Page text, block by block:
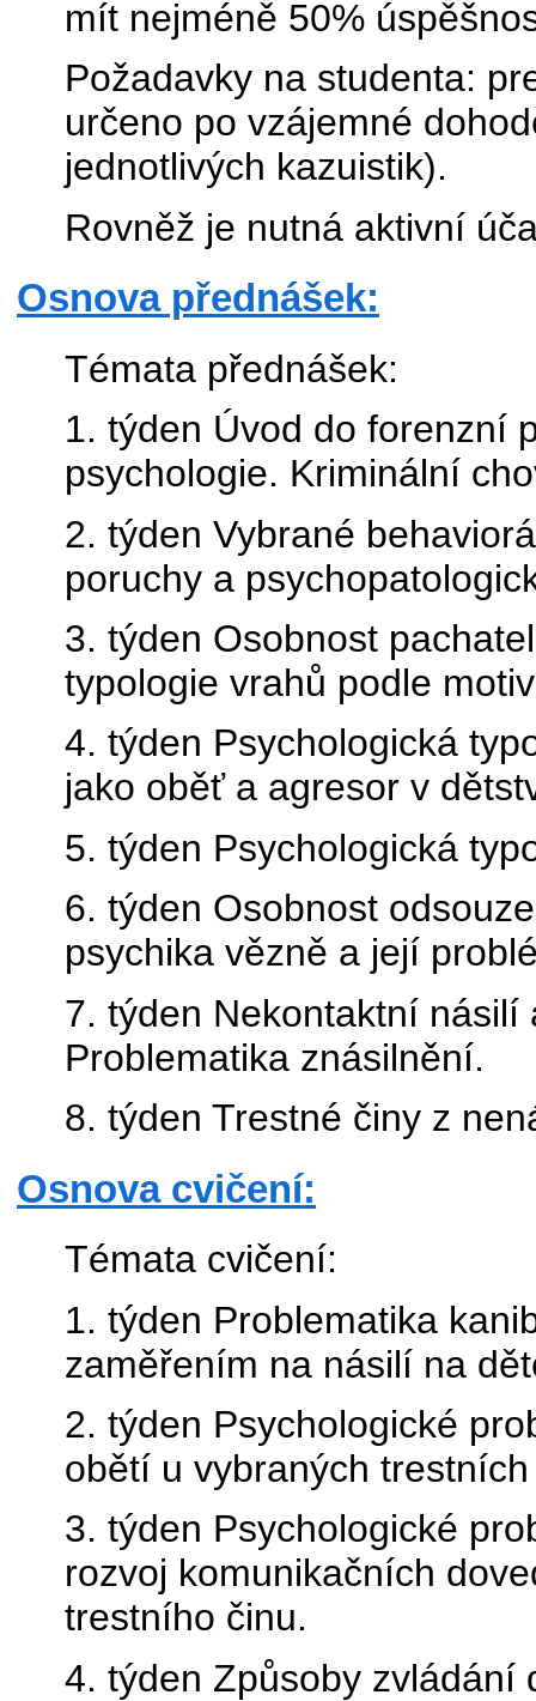
mít nejméně 50%
Požadavky na studenta:
určeno po vzájemné
jednotlivých kazuistik).
Rovněž je nutná aktivní
Osnova přednášek:
Témata přednášek:
1. týden Úvod do forenzní
psychologie. Kriminální
2. týden Vybrané
poruchy a
3. týden Osobnost
typologie vrahů podle
4. týden Psychologická
jako oběť a agresor v
5. týden Psychologická
6. týden Osobnost
psychika vězně a její
7. týden Nekontaktní
Problematika znásilnění.
8. týden Trestné činy z
Osnova cvičení:
Témata cvičení:
1. týden Problematika
zaměřením na násilí na
2. týden Psychologické
obětí u vybraných
3. týden Psychologické
rozvoj komunikačních
trestního činu.
4. týden Způsoby zvládání